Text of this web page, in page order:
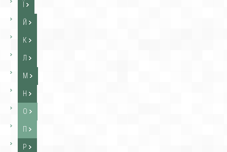
Й
К
Л
М
Н
О
П
Р